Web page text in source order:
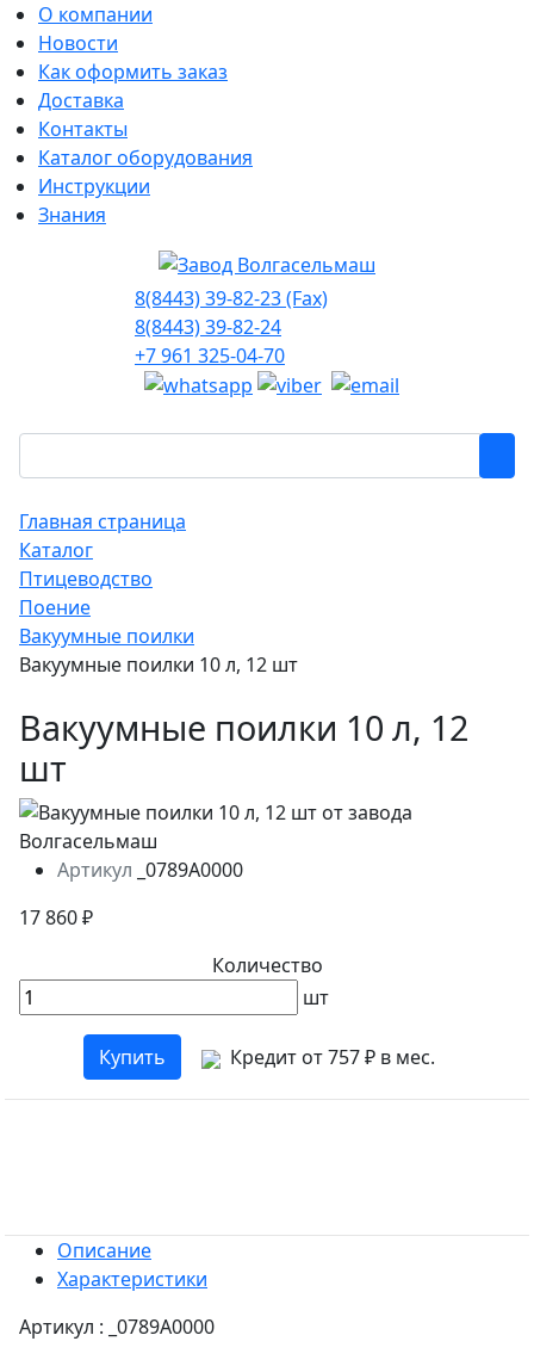
О компании
Новости
Как оформить заказ
Доставка
Контакты
Каталог оборудования
Инструкции
Знания
8(8443) 39-82-23 (Fax)
8(8443) 39-82-24
+7 961 325-04-70
Главная страница
Каталог
Птицеводство
Поение
Вакуумные поилки
Вакуумные поилки 10 л, 12 шт
Вакуумные поилки 10 л, 12
шт
Артикул _0789A0000
17 860 ₽
Количество
шт
Купить Кредит от 757 ₽ в мес.
Описание
Характеристики
Артикул : _0789A0000